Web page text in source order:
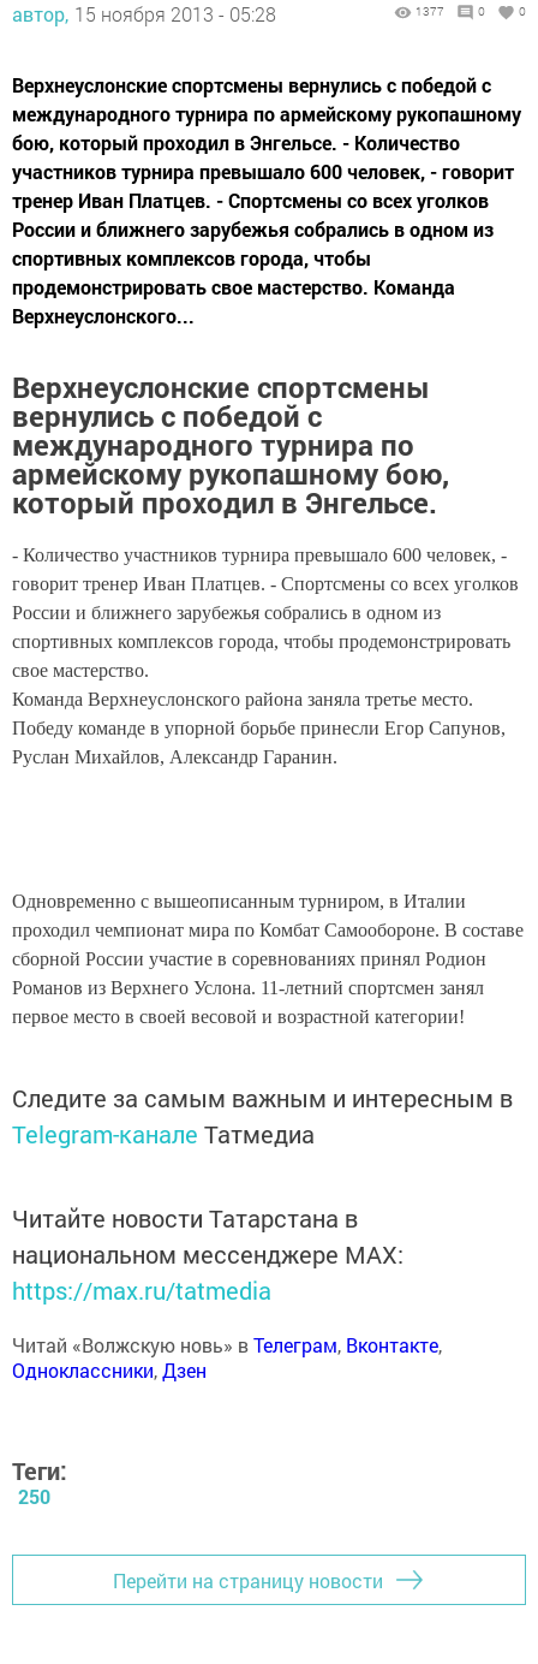
автор, 15 ноября 2013 - 05:28 1377 0 0
Верхнеуслонские спортсмены вернулись с победой с
международного турнира по армейскому рукопашному
бою, который проходил в Энгельсе. - Количество
участников турнира превышало 600 человек, - говорит
тренер Иван Платцев. - Спортсмены со всех уголков
России и ближнего зарубежья собрались в одном из
спортивных комплексов города, чтобы
продемонстрировать свое мастерство. Команда
Верхнеуслонского...
Верхнеуслонские спортсмены
вернулись с победой с
международного турнира по
армейскому рукопашному бою,
который проходил в Энгельсе.
- Количество участников турнира превышало 600 человек, -
говорит тренер Иван Платцев. - Спортсмены со всех уголков
России и ближнего зарубежья собрались в одном из
спортивных комплексов города, чтобы продемонстрировать
свое мастерство.
Команда Верхнеуслонского района заняла третье место.
Победу команде в упорной борьбе принесли Егор Сапунов,
Руслан Михайлов, Александр Гаранин.
Одновременно с вышеописанным турниром, в Италии
проходил чемпионат мира по Комбат Самообороне. В составе
сборной России участие в соревнованиях принял Родион
Романов из Верхнего Услона. 11-летний спортсмен занял
первое место в своей весовой и возрастной категории!
Следите за самым важным и интересным в
Telegram-канале Татмедиа
Читайте новости Татарстана в
национальном мессенджере MАХ:
https://max.ru/tatmedia
Читай «Волжскую новь» вТелеграм, Вконтакте,
Одноклассники,Дзен
Теги:
250
Перейти на страницу новости